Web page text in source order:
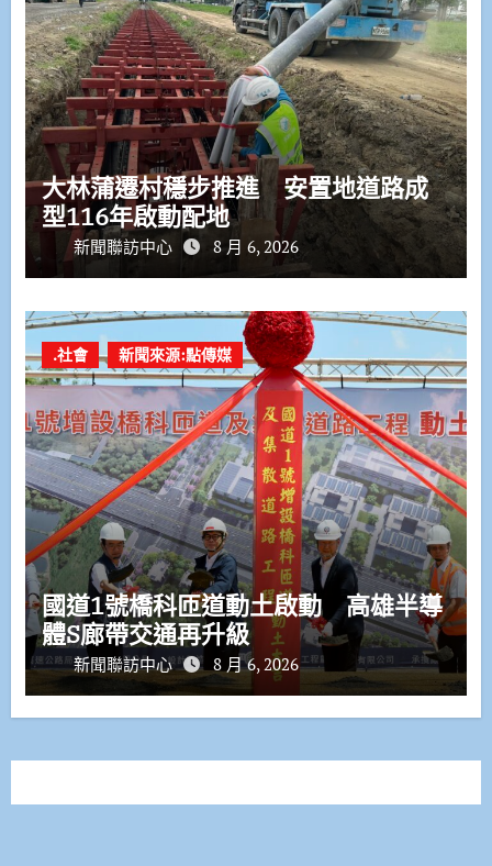
大林蒲遷村穩步推進 安置地道路成
型116年啟動配地
新聞聯訪中心 8 月 6, 2026
.社會 新聞來源:點傳媒
國道1號橋科匝道動土啟動 高雄半導
體S廊帶交通再升級
新聞聯訪中心 8 月 6, 2026